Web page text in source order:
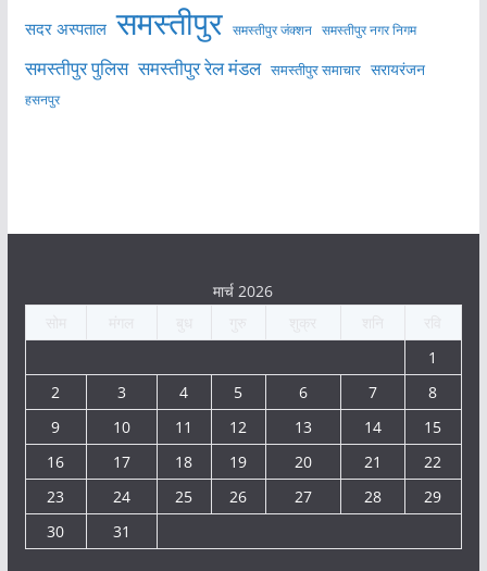
सदर अस्पताल समस्तीपुर समस्तीपुर जंक्शन समस्तीपुर नगर निगम
समस्तीपुर पुलिस समस्तीपुर रेल मंडल समस्तीपुर समाचार सरायरंजन
हसनपुर
मार्च 2026
1
2
3 4 5 6 7
8
9
10 11 12 13 14
15
16
17 18 19 20 21
22
23
24 25 26 27 28
29
30
31